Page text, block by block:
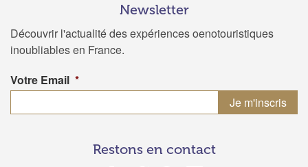
Newsletter
Découvrir l'actualité des expériences oenotouristiques
inoubliables en France.
Votre Email *
Restons en contact